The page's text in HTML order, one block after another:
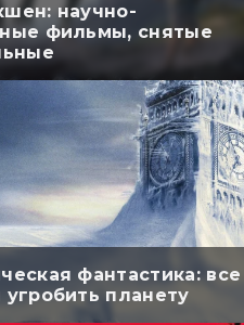
научно-
фильмы, снятые
фантастика: все
планету